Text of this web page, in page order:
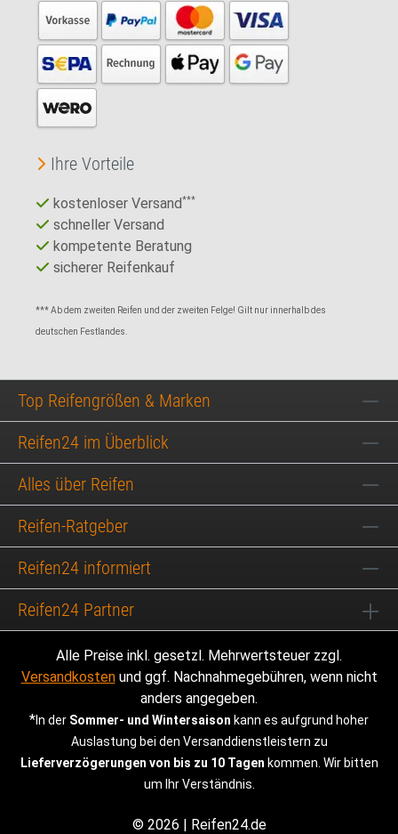
Ihre Vorteile
kostenloser Versand***
schneller Versand
kompetente Beratung
sicherer Reifenkauf
*** Ab dem zweiten Reifen und der zweiten Felge! Gilt nur innerhalb des
deutschen Festlandes.
Top Reifengrößen & Marken
Reifen24 im Überblick
Alles über Reifen
Reifen-Ratgeber
Reifen24 informiert
Reifen24 Partner
Alle Preise inkl. gesetzl. Mehrwertsteuer zzgl.
Versandkostenund ggf. Nachnahmegebühren, wenn nicht
anders angegeben.
*In der Sommer- und Wintersaison kann es aufgrund hoher
Auslastung bei den Versanddienstleistern zu
Lieferverzögerungen von bis zu 10 Tagen kommen. Wir bitten
um Ihr Verständnis.
© 2026 | Reifen24.de